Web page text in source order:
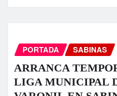
PORTADA SABINAS
ARRANCA
LIGA MUNICIPAL